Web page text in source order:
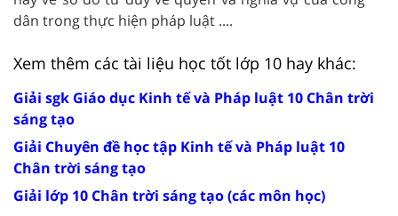
dân trong thực hiện pháp luật ....
Xem thêm các tài liệu học tốt lớp 10 hay khác:
Giải sgk Giáo dục Kinh tế và Pháp luật 10 Chân trời
sáng tạo
Giải Chuyên đề học tập Kinh tế và Pháp luật 10
Chân trời sáng tạo
Giải lớp 10 Chân trời sáng tạo (các môn học)